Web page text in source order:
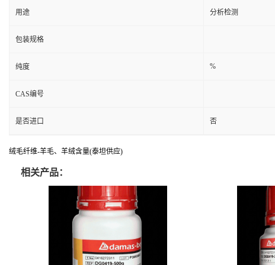
用途 分析检测
包装规格
纯度 %
CAS编号
是否进口 否
绒毛纤维-羊毛、羊绒含量(泰坦供应)
相关产品：